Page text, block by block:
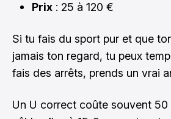
Prix : 25 à 120 €
Si tu fais du sport pur et que
jamais ton regard, tu peux
fais des arrêts, prends un vrai
Un U correct coûte souvent 50